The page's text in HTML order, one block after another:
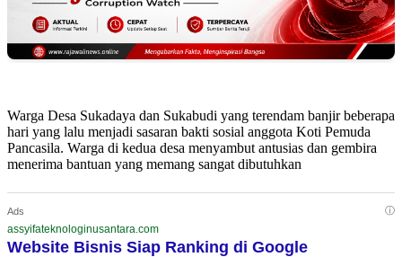
Warga Desa Sukadaya dan Sukabudi yang terendam banjir beberapa
hari yang lalu menjadi sasaran bakti sosial anggota Koti Pemuda
Pancasila. Warga di kedua desa menyambut antusias dan gembira
menerima bantuan yang memang sangat dibutuhkan
Ads ⓘ
assyifateknologinusantara.com
Website Bisnis Siap Ranking di Google